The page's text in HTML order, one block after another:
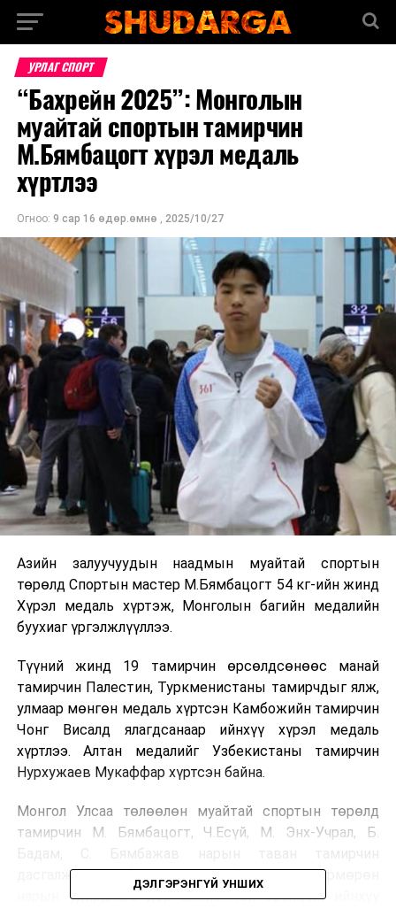
УРЛАГ СПОРТ
“Бахрейн 2025”: Монголын
муайтай спортын тамирчин
М.Бямбацогт хүрэл медаль
хүртлээ
Огноо: 9 сар 16 өдөр.өмнө , 2025/10/27
Азийн залуучуудын наадмын муайтай спортын
төрөлд Спортын мастер М.Бямбацогт 54 кг-ийн жинд
Хүрэл медаль хүртэж, Монголын багийн медалийн
буухиаг үргэлжлүүллээ.
Түүний жинд 19 тамирчин өрсөлдсөнөөс манай
тамирчин Палестин, Туркменистаны тамирчдыг ялж,
улмаар мөнгөн медаль хүртсэн Камбожийн тамирчин
Чонг Висалд ялагдсанаар ийнхүү хүрэл медаль
хүртлээ. Алтан медалийг Узбекистаны тамирчин
Нурхужаев Мукаффар хүртсэн байна.
Монгол Улсаа төлөөлөн муайтай спортын төрөлд
тамирчин М. Бямбацогт, Ч.Есүй, М. Энх-Учрал, Б.
дасгалжуулагч багш Э. Мөнхбаатар, Н.Идэрмөрөн
нарын удирдлага дор амжилттай оролцож ийнхүү
ДЭЛГЭРЭНГҮЙ УНШИХ